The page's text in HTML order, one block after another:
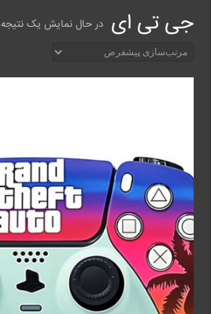
جی تی ای در حال نمایش یک نتیجه